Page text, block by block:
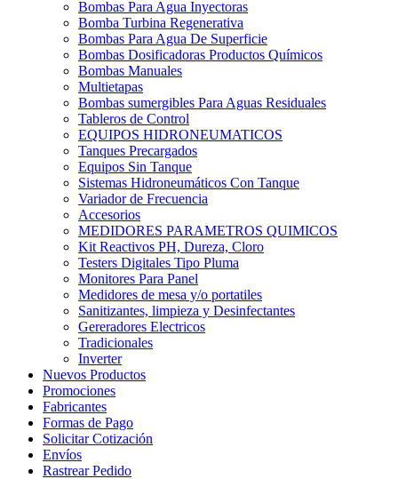
Bombas Para Agua Inyectoras
Bomba Turbina Regenerativa
Bombas Para Agua De Superficie
Bombas Dosificadoras Productos Químicos
Bombas Manuales
Multietapas
Bombas sumergibles Para Aguas Residuales
Tableros de Control
EQUIPOS HIDRONEUMATICOS
Tanques Precargados
Equipos Sin Tanque
Sistemas Hidroneumáticos Con Tanque
Variador de Frecuencia
Accesorios
MEDIDORES PARAMETROS QUIMICOS
Kit Reactivos PH, Dureza, Cloro
Testers Digitales Tipo Pluma
Monitores Para Panel
Medidores de mesa y/o portatiles
Sanitizantes, limpieza y Desinfectantes
Gereradores Electricos
Tradicionales
Inverter
Nuevos Productos
Promociones
Fabricantes
Formas de Pago
Solicitar Cotización
Envíos
Rastrear Pedido